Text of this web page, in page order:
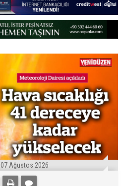
07 Ağustos 2026